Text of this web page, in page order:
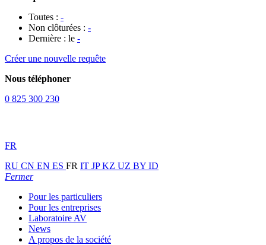
Toutes : -
Non clôturées : -
Dernière : le -
Créer une nouvelle requête
Nous téléphoner
0 825 300 230
FR
RU CN EN ES FR IT JPKZ UZ BY ID
Fermer
Pour les particuliers
Pour les entreprises
Laboratoire AV
News
A propos de la société